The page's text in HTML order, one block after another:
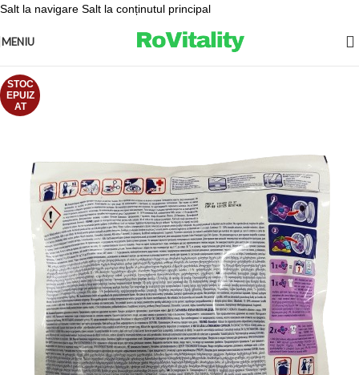
Salt la navigare Salt la conținutul principal
MENIU
STOC
EPUIZ
AT